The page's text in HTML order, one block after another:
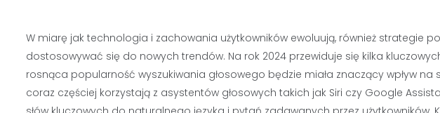
W miarę jak technologia i zachowania użytkowników ewoluują, również strategie
dostosowywać się do nowych trendów. Na rok 2024 przewiduje się kilka
rosnąca popularność wyszukiwania głosowego będzie miała znaczący wpływ
coraz częściej korzystają z asystentów głosowych takich jak Siri czy Google